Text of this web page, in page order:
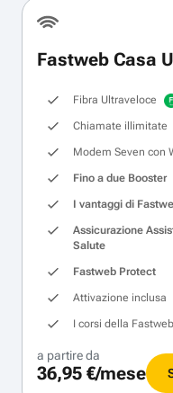
Fastweb Casa
Fibra Ultraveloce
Chiamate illimitate
Modem Seven con
Fino a due Booster
I vantaggi di
Assicurazione
Salute
Fastweb Protect
Attivazione inclusa
I corsi della
a partire da
36,95 €/mese